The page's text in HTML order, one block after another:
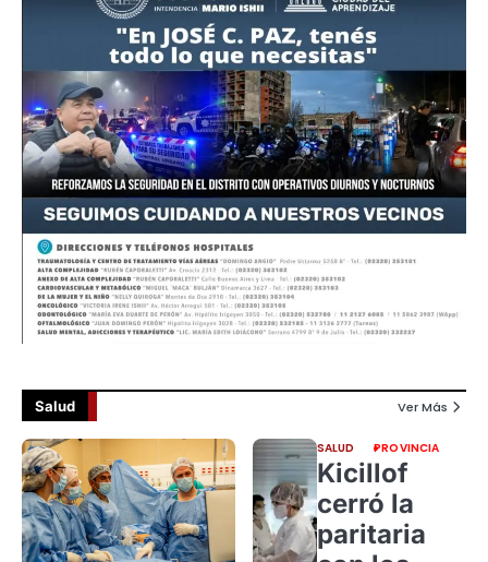
Salud Ver Más
SALUD PROVINCIA
Kicillof
cerró la
paritaria